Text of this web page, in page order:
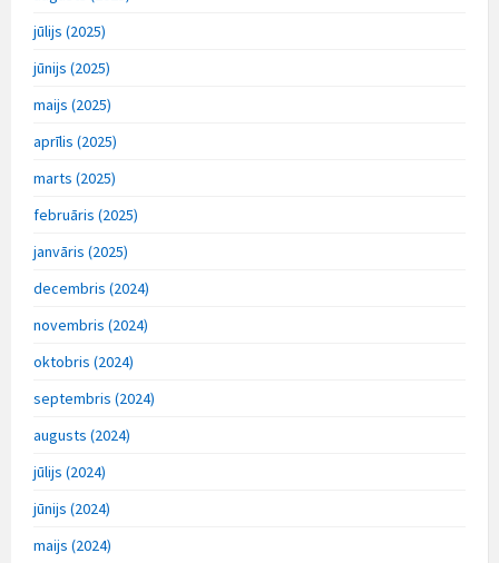
jūlijs (2025)
jūnijs (2025)
maijs (2025)
aprīlis (2025)
marts (2025)
februāris (2025)
janvāris (2025)
decembris (2024)
novembris (2024)
oktobris (2024)
septembris (2024)
augusts (2024)
jūlijs (2024)
jūnijs (2024)
maijs (2024)